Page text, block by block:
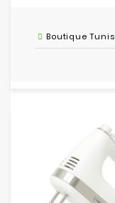
Boutique Tunis